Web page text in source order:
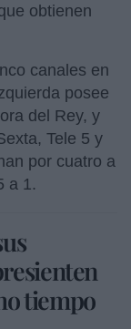
obtienen
canales en
posee
del Rey, y
Tele 5 y
por cuatro a
a 1.
tiempo